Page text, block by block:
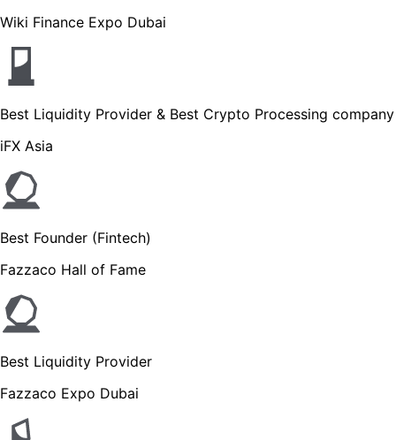
Wiki Finance Expo Dubai
Best Liquidity Provider & Best Crypto Processing company
iFX Asia
Best Founder (Fintech)
Fazzaco Hall of Fame
Best Liquidity Provider
Fazzaco Expo Dubai